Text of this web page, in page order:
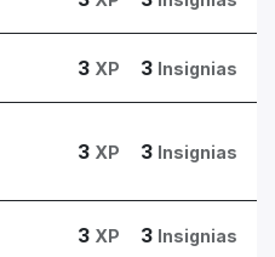
3 XP 3 Insignias
3 XP 3 Insignias
3 XP 3 Insignias